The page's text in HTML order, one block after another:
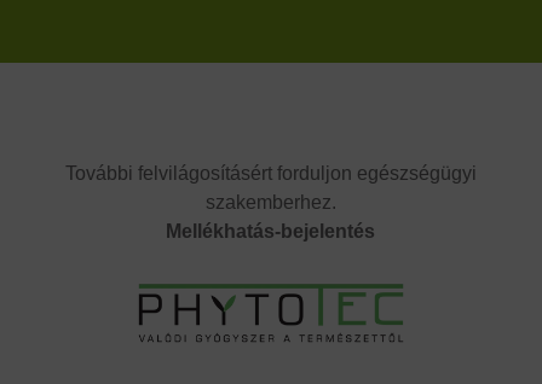
További felvilágosításért forduljon egészségügyi
szakemberhez.
Mellékhatás-bejelentés